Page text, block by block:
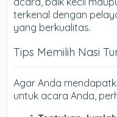
terkenal dengan
yang berkualitas.
Tips Memilih Nasi
Agar Anda
untuk acara Anda,